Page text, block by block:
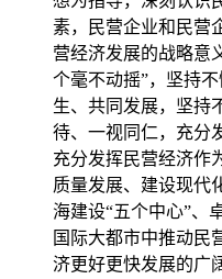
素，民营企业和民营
营经济发展的战略意
个毫不动摇”，坚持
生、共同发展，坚持
待、一视同仁，充分
充分发挥民营经济作
质量发展、建设现代
海建设“五个中心”、
国际大都市中推动民
济更好更快发展的广